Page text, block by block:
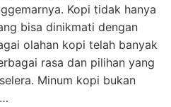
Kopi tidak hanya
bisa dinikmati dengan
olahan kopi telah banyak
rasa dan pilihan yang
Minum kopi bukan